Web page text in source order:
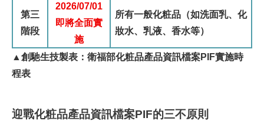
第三
階段
2026/07/01
即將全面實
施
所有一般化粧品（如洗面乳、化
妝水、乳液、香水等）
▲創馳生技製表：衛福部化粧品產品資訊檔案PIF實施時
程表
迎戰化粧品產品資訊檔案PIF的三不原則